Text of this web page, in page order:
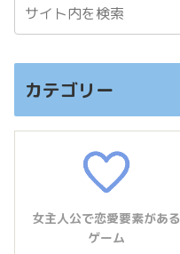
カテゴリー
女主人公で恋愛要素がある
ゲーム